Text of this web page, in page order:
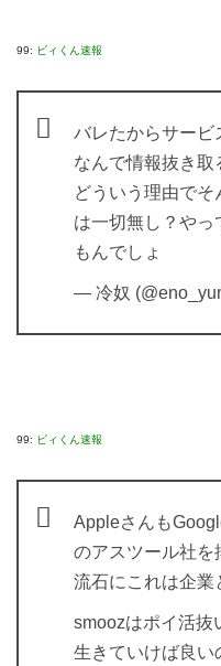
99: ビィくん速報
バレたからサービ
なんで情報抜き取
どういう理由で
は一切無し？やっ
もんでしょ
— 冷奴
99: ビィくん速報
Appleさんも
のアスツール社を
流石にこれは企業
smoozはポイ活抜
生きていけば良い